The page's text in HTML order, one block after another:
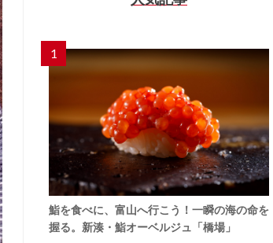
1
鮨を食べに、富山へ行こう！一瞬の海の命を
握る。新湊・鮨オーベルジュ「橋場」